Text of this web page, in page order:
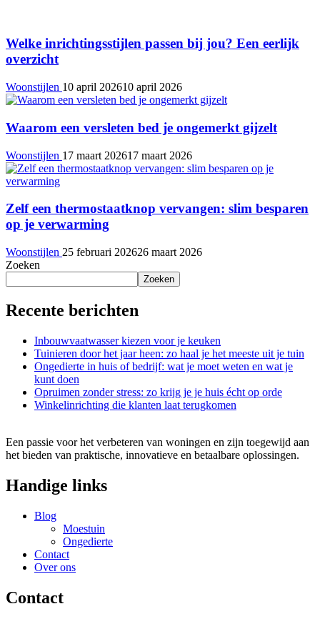
Welke inrichtingsstijlen passen bij jou? Een eerlijk
overzicht
Woonstijlen 10 april 202610 april 2026
Waarom een versleten bed je ongemerkt gijzelt
Woonstijlen 17 maart 202617 maart 2026
Zelf een thermostaatknop vervangen: slim besparen
op je verwarming
Woonstijlen 25 februari 202626 maart 2026
Zoeken
Zoeken
Recente berichten
Inbouwvaatwasser kiezen voor je keuken
Tuinieren door het jaar heen: zo haal je het meeste uit je tuin
Ongedierte in huis of bedrijf: wat je moet weten en wat je
kunt doen
Opruimen zonder stress: zo krijg je je huis écht op orde
Winkelinrichting die klanten laat terugkomen
Een passie voor het verbeteren van woningen en zijn toegewijd aan
het bieden van praktische, innovatieve en betaalbare oplossingen.
Handige links
Blog
Moestuin
Ongedierte
Contact
Over ons
Contact